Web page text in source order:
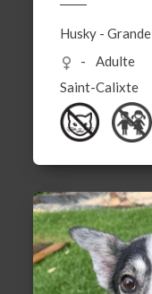
Husky -Grande
Adulte
Saint-Calixte